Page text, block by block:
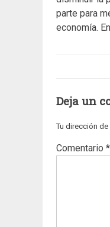
parte para
economía.
Deja un
Tu dirección
Comentario *